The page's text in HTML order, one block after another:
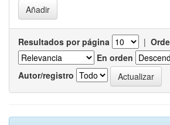
Resultados por página |
En orden
Autor/registro